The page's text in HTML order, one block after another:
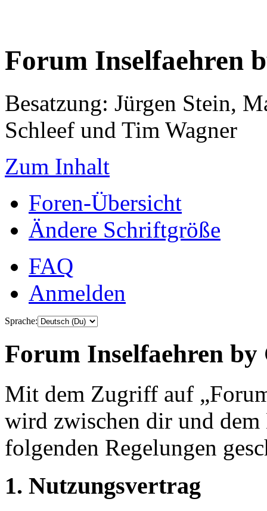
Forum Inselfaehren
Besatzung: Jürgen Stein,
Schleef und Tim Wagner
Zum Inhalt
Foren-Übersicht
Ändere Schriftgröße
FAQ
Anmelden
Sprache:
Forum Inselfaehren
Mit dem Zugriff auf
wird zwischen dir und
folgenden Regelungen
1. Nutzungsvertrag